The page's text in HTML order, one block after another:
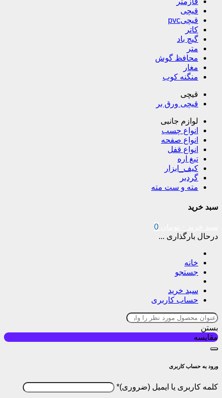
قیچی
قیچیpvc
کاتر
گیچ باد
متر
محافظ گوش
مغار
منگنه کوب
قیچی
قیچی ورق بر
لوازم جانبی
انواع چسب
انواع صفحه
انواع قفل
تیغ اره
کیف_ابزار
گردبر
مته و ست مته
سبد خرید
0
درحال بارگذاری ...
خانه
جستجو
سبد خرید
حساب کاربری
بستن
مقایسه
ورود به حساب کاربری
کلمه کاربری یا ایمیل *